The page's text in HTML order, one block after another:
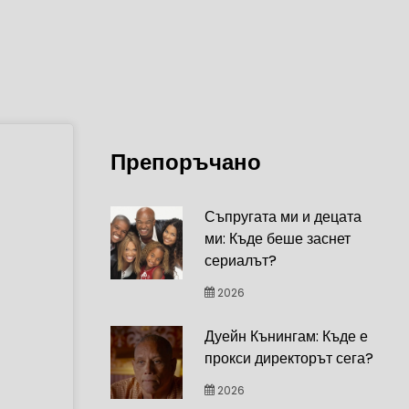
Препоръчано
Съпругата ми и децата
ми: Къде беше заснет
сериалът?
2026
Дуейн Кънингам: Къде е
прокси директорът сега?
2026